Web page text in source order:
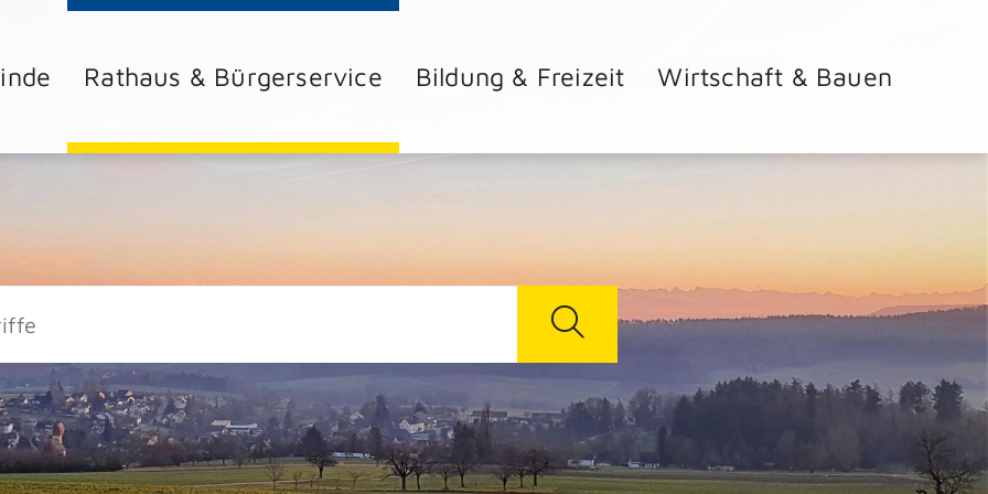
Rathaus & Bürgerservice Bildung & Freizeit Wirtschaft & Bauen